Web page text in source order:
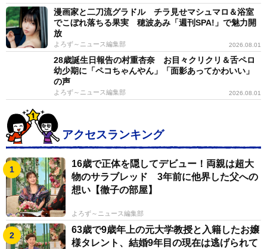
漫画家と二刀流グラドル チラ見せマシュマロ＆浴室
でこぼれ落ちる果実 穂波あみ「週刊SPA!」で魅力開
放
よろず～ニュース編集部 2026.08.01
28歳誕生日報告の村重杏奈 お目々クリクリ＆舌ペロ
幼少期に「ペコちゃんやん」「面影あってかわいい」
の声
よろず～ニュース編集部 2026.08.01
アクセスランキング
16歳で正体を隠してデビュー！両親は超大
物のサラブレッド 3年前に他界した父への
想い【徹子の部屋】
よろず～ニュース編集部
63歳で9歳年上の元大学教授と入籍したお嬢
様タレント、結婚9年目の現在は逃げられて